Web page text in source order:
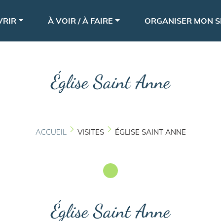
au
principal
À VOIR / À FAIRE ORGANISER MON
Église Saint Anne
ACCUEIL VISITES ÉGLISE SAINT ANNE
Église Saint Anne